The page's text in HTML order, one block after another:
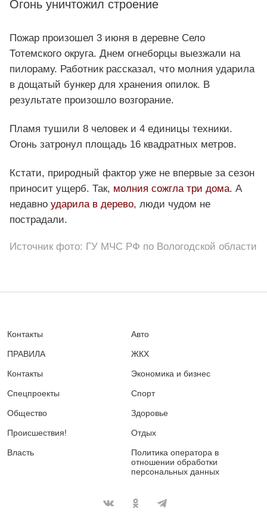
Огонь уничтожил строение
Пожар произошел 3 июня в деревне Село
Тотемского округа. Днем огнеборцы выезжали на
пилораму. Работник рассказал, что молния ударила
в дощатый бункер для хранения опилок. В
результате произошло возгорание.
Пламя тушили 8 человек и 4 единицы техники.
Огонь затронул площадь 16 квадратных метров.
Кстати, природный фактор уже не впервые за сезон
приносит ущерб. Так, молния сожгла три дома. А
недавно ударила в дерево, люди чудом не
пострадали.
Источник фото: ГУ МЧС РФ по Вологодской области
Контакты
ПРАВИЛА
Контакты
Спецпроекты
Общество
Происшествия!
Власть
Авто
ЖКХ
Экономика и бизнес
Спорт
Здоровье
Отдых
Политика оператора в
отношении обработки
персональных данных